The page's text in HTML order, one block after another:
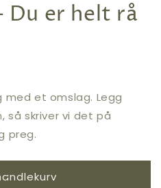
Du er helt rå
med et omslag. Legg
så skriver vi det på
preg.